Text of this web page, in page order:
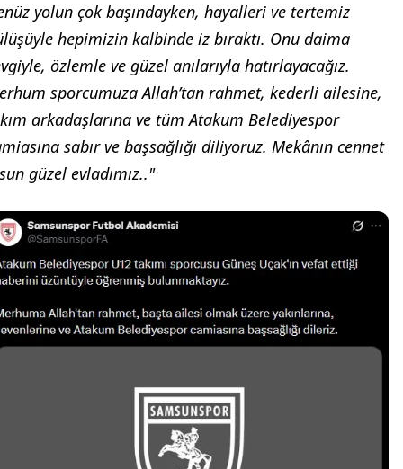
yolun çok başındayken, hayalleri ve tertemiz
hepimizin kalbinde iz bıraktı. Onu daima
özlemle ve güzel anılarıyla hatırlayacağız.
sporcumuza Allah’tan rahmet, kederli ailesine,
arkadaşlarına ve tüm Atakum Belediyespor
sabır ve başsağlığı diliyoruz. Mekânın cennet
güzel evladımız.."